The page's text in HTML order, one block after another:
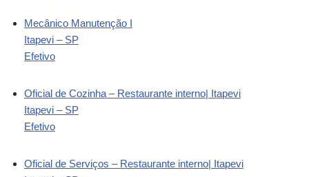
Mecânico Manutenção I
Itapevi – SP
Efetivo
Oficial de Cozinha – Restaurante interno| Itapevi
Itapevi – SP
Efetivo
Oficial de Serviços – Restaurante interno| Itapevi